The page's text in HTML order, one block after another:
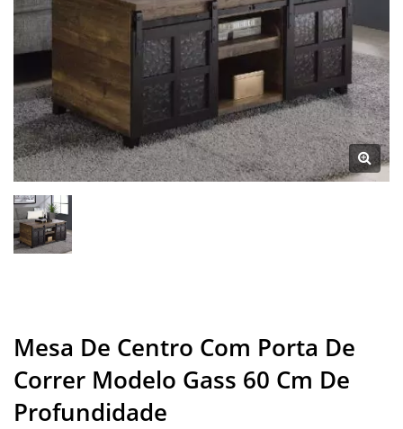
Mesa De Centro Com Porta De
Correr Modelo Gass 60 Cm De
Profundidade